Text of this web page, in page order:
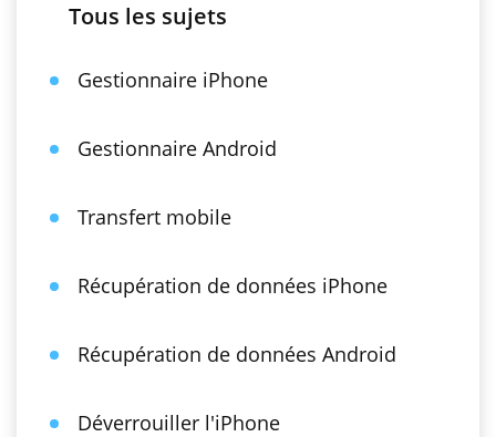
Tous les sujets
Gestionnaire iPhone
Gestionnaire Android
Transfert mobile
Récupération de données iPhone
Récupération de données Android
Déverrouiller l'iPhone